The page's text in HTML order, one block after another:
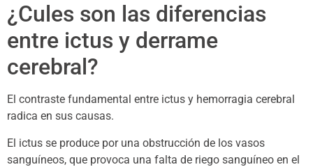
¿Cules son las diferencias
entre ictus y derrame
cerebral?
El contraste fundamental entre ictus y hemorragia cerebral
radica en sus causas.
El ictus se produce por una obstrucción de los vasos
sanguíneos, que provoca una falta de riego sanguíneo en el